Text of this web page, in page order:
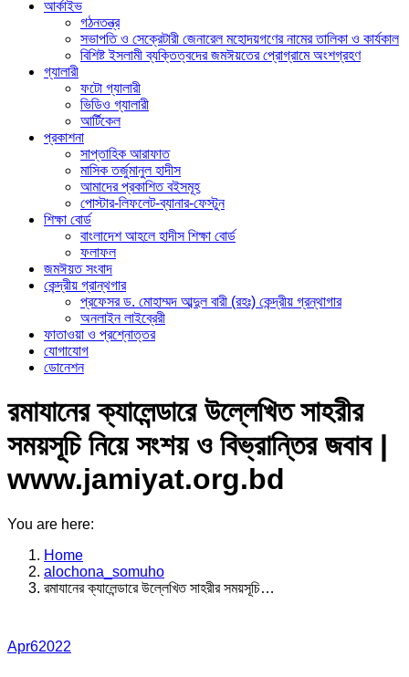
আর্কাইভ
গঠনতন্ত্র
সভাপতি ও সেক্রেটারী জেনারেল মহোদয়গণের নামের তালিকা ও কার্যকাল
বিশিষ্ট ইসলামী ব্যক্তিত্বদের জমঈয়তের প্রোগ্রামে অংশগ্রহণ
গ্যালারী
ফটো গ্যালারী
ভিডিও গ্যালারী
আর্টিকেল
প্রকাশনা
সাপ্তাহিক আরাফাত
মাসিক তর্জুমানুল হাদীস
আমাদের প্রকাশিত বইসমূহ
পোস্টার-লিফলেট-ব্যানার-ফেস্টুন
শিক্ষা বোর্ড
বাংলাদেশ আহলে হাদীস শিক্ষা বোর্ড
ফলাফল
জমঈয়ত সংবাদ
কেন্দ্রীয় গ্রান্থগার
প্রফেসর ড. মোহাম্মদ আব্দুল বারী (রহঃ) কেন্দ্রীয় গ্রন্থাগার
অনলাইন লাইব্রেরী
ফাতাওয়া ও প্রশ্নোত্তর
যোগাযোগ
ডোনেশন
রমাযানের ক্যালেন্ডারে উল্লেখিত সাহরীর
সময়সূচি নিয়ে সংশয় ও বিভ্রান্তির জবাব |
www.jamiyat.org.bd
You are here:
Home
alochona_somuho
রমাযানের ক্যালেন্ডারে উল্লেখিত সাহরীর সময়সূচি…
Apr62022